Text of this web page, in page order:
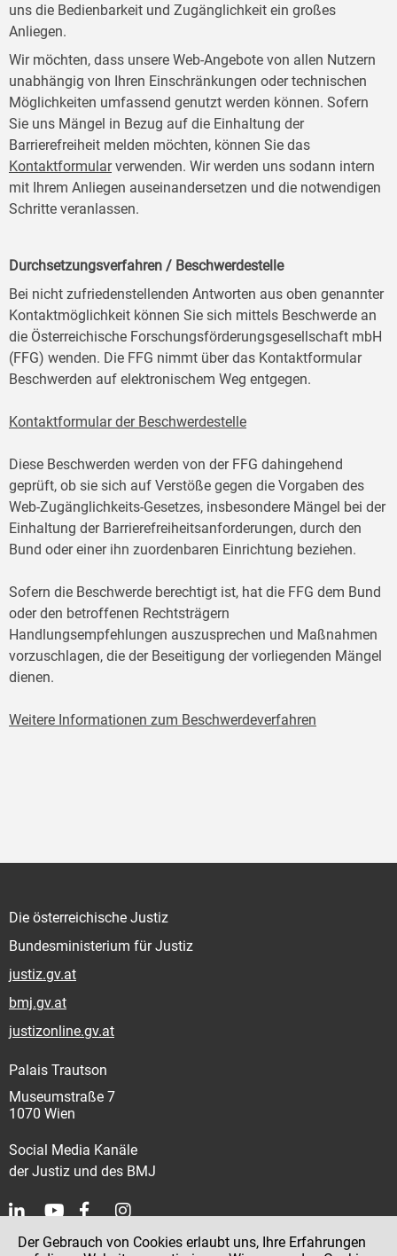
uns die Bedienbarkeit und Zugänglichkeit ein großes
Anliegen.
Wir möchten, dass unsere Web-Angebote von allen Nutzern
unabhängig von Ihren Einschränkungen oder technischen
Möglichkeiten umfassend genutzt werden können. Sofern
Sie uns Mängel in Bezug auf die Einhaltung der
Barrierefreiheit melden möchten, können Sie das
Kontaktformularverwenden. Wir werden uns sodann intern
mit Ihrem Anliegen auseinandersetzen und die notwendigen
Schritte veranlassen.
Durchsetzungsverfahren / Beschwerdestelle
Bei nicht zufriedenstellenden Antworten aus oben genannter
Kontaktmöglichkeit können Sie sich mittels Beschwerde an
die Österreichische Forschungsförderungsgesellschaft mbH
(FFG) wenden. Die FFG nimmt über das Kontaktformular
Beschwerden auf elektronischem Weg entgegen.
Kontaktformular der Beschwerdestelle
Diese Beschwerden werden von der FFG dahingehend
geprüft, ob sie sich auf Verstöße gegen die Vorgaben des
Web-Zugänglichkeits-Gesetzes, insbesondere Mängel bei der
Einhaltung der Barrierefreiheitsanforderungen, durch den
Bund oder einer ihn zuordenbaren Einrichtung beziehen.
Sofern die Beschwerde berechtigt ist, hat die FFG dem Bund
oder den betroffenen Rechtsträgern
Handlungsempfehlungen auszusprechen und Maßnahmen
vorzuschlagen, die der Beseitigung der vorliegenden Mängel
dienen.
Weitere Informationen zum Beschwerdeverfahren
Die österreichische Justiz
Bundesministerium für Justiz
justiz.gv.at
bmj.gv.at
justizonline.gv.at
Palais Trautson
Museumstraße 7
1070 Wien
Social Media Kanäle
der Justiz und des BMJ
Kontakt
Der Gebrauch von Cookies erlaubt uns, Ihre Erfahrungen